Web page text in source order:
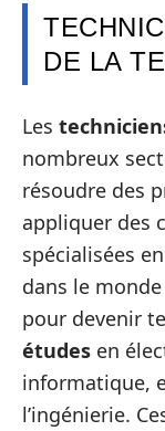
DE LA
Les
nombreux
résoudre des
appliquer des
spécialisées
dans le
pour devenir
études en
informatique,
l’ingénierie.